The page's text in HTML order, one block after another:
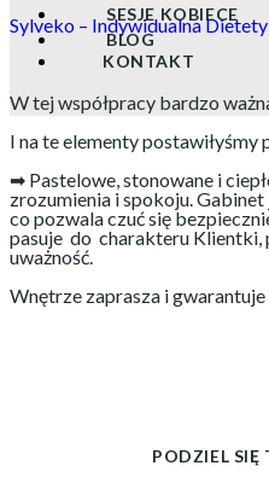
SESJE KOBIECE
BLOG
KONTAKT
Sylveko – Indywidualna
W tej współpracy bardzo
I na te elementy postawiłyśmy
➡ Pastelowe, stonowane i
zrozumienia i spokoju.
co pozwala czuć się
pasuje do charakteru Klientki,
uważność.
Wnętrze zaprasza i
PODZIEL SIĘ